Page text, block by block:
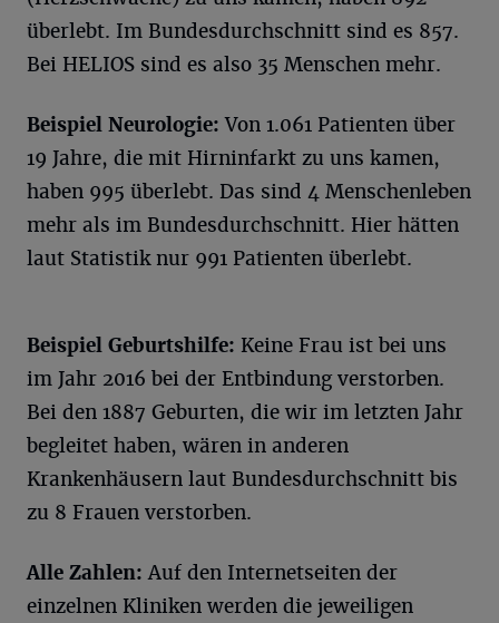
überlebt. Im Bundesdurchschnitt sind es 857.
Bei HELIOS sind es also 35 Menschen mehr.
Beispiel Neurologie: Von 1.061 Patienten über
19 Jahre, die mit Hirninfarkt zu uns kamen,
haben 995 überlebt. Das sind 4 Menschenleben
mehr als im Bundesdurchschnitt. Hier hätten
laut Statistik nur 991 Patienten überlebt.
Beispiel Geburtshilfe: Keine Frau ist bei uns
im Jahr 2016 bei der Entbindung verstorben.
Bei den 1887 Geburten, die wir im letzten Jahr
begleitet haben, wären in anderen
Krankenhäusern laut Bundesdurchschnitt bis
zu 8 Frauen verstorben.
Alle Zahlen: Auf den Internetseiten der
einzelnen Kliniken werden die jeweiligen